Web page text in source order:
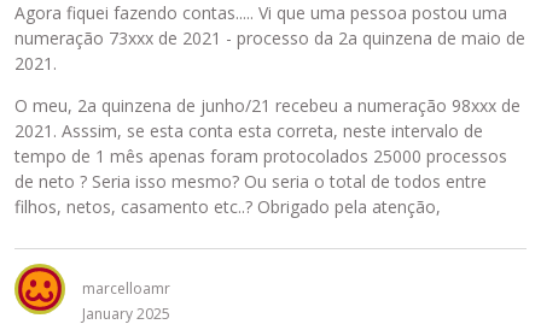
Agora fiquei fazendo contas..... Vi que uma pessoa postou uma
numeração 73xxx de 2021 - processo da 2a quinzena de maio de
2021.
O meu, 2a quinzena de junho/21 recebeu a numeração 98xxx de
2021. Asssim, se esta conta esta correta, neste intervalo de
tempo de 1 mês apenas foram protocolados 25000 processos
de neto ? Seria isso mesmo? Ou seria o total de todos entre
filhos, netos, casamento etc..? Obrigado pela atenção,
marcelloamr
January 2025